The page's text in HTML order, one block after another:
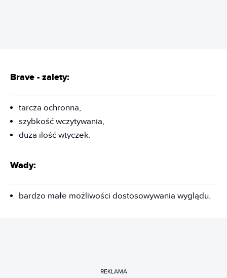
Brave - zalety:
tarcza ochronna,
szybkość wczytywania,
duża ilość wtyczek.
Wady:
bardzo małe możliwości dostosowywania wyglądu.
REKLAMA